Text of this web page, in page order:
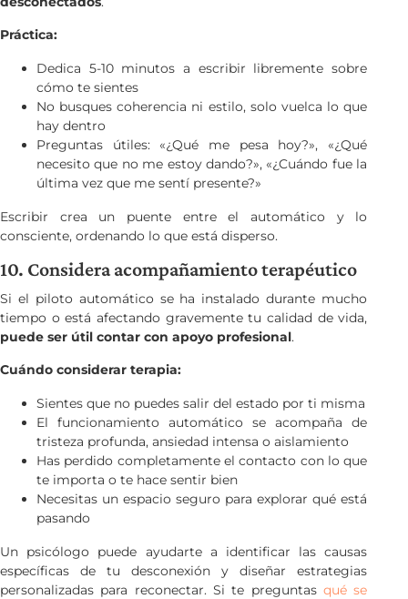
Práctica:
Dedica 5-10 minutos a escribir libremente sobre
cómo te sientes
No busques coherencia ni estilo, solo vuelca lo que
hay dentro
Preguntas útiles: «¿Qué me pesa hoy?», «¿Qué
necesito que no me estoy dando?», «¿Cuándo fue la
última vez que me sentí presente?»
Escribir crea un puente entre el automático y lo
consciente, ordenando lo que está disperso.
10. Considera acompañamiento terapéutico
Si el piloto automático se ha instalado durante mucho
tiempo o está afectando gravemente tu calidad de vida,
puede ser útil contar con apoyo profesional.
Cuándo considerar terapia:
Sientes que no puedes salir del estado por ti misma
El funcionamiento automático se acompaña de
tristeza profunda, ansiedad intensa o aislamiento
Has perdido completamente el contacto con lo que
te importa o te hace sentir bien
Necesitas un espacio seguro para explorar qué está
pasando
Un psicólogo puede ayudarte a identificar las causas
específicas de tu desconexión y diseñar estrategias
personalizadas para reconectar. Si te preguntas qué se